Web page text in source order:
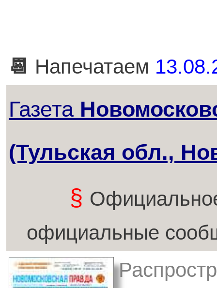
📆 Напечатаем
Газета
(Тульская обл.,
§
официальные